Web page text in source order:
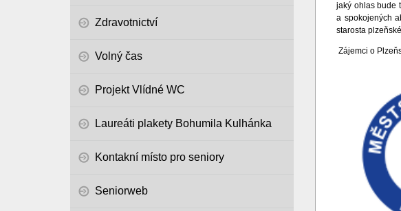
jaký ohlas bude
a spokojených
starosta
Zájemci o
Zdravotnictví
Volný čas
Projekt Vlídné WC
Laureáti plakety Bohumila Kulhánka
Kontakní místo pro seniory
Seniorweb